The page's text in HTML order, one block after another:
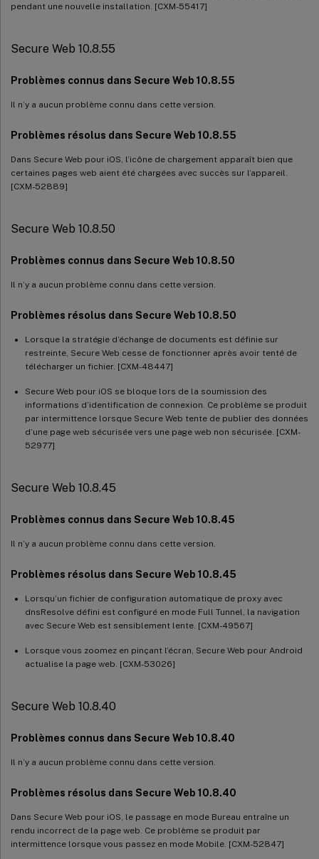
pendant une nouvelle installation. [CXM-55417]
Secure Web 10.8.55
Problèmes connus dans Secure Web 10.8.55
Il n’y a aucun problème connu dans cette version.
Problèmes résolus dans Secure Web 10.8.55
Dans Secure Web pour iOS, l’icône de chargement apparaît bien que
certaines pages web aient été chargées avec succès sur l’appareil.
[CXM-52889]
Secure Web 10.8.50
Problèmes connus dans Secure Web 10.8.50
Il n’y a aucun problème connu dans cette version.
Problèmes résolus dans Secure Web 10.8.50
Lorsque la stratégie d’échange de documents est définie sur
restreinte, Secure Web cesse de fonctionner après avoir tenté de
télécharger un fichier. [CXM-48447]
Secure Web pour iOS se bloque lors de la soumission des
informations d’identification de connexion. Ce problème se produit
par intermittence lorsque Secure Web tente de publier des données
d’une page web sécurisée vers une page web non sécurisée. [CXM-
52977]
Secure Web 10.8.45
Problèmes connus dans Secure Web 10.8.45
Il n’y a aucun problème connu dans cette version.
Problèmes résolus dans Secure Web 10.8.45
Lorsqu’un fichier de configuration automatique de proxy avec
dnsResolve défini est configuré en mode Full Tunnel, la navigation
avec Secure Web est sensiblement lente. [CXM-49567]
Lorsque vous zoomez en pinçant l’écran, Secure Web pour Android
actualise la page web. [CXM-53026]
Secure Web 10.8.40
Problèmes connus dans Secure Web 10.8.40
Il n’y a aucun problème connu dans cette version.
Problèmes résolus dans Secure Web 10.8.40
Dans Secure Web pour iOS, le passage en mode Bureau entraîne un
rendu incorrect de la page web. Ce problème se produit par
intermittence lorsque vous passez en mode Mobile. [CXM-52847]